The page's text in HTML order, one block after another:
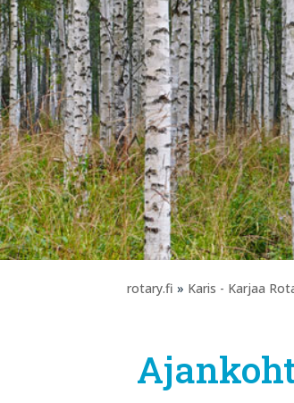
rotary.fi » Karis - Karjaa